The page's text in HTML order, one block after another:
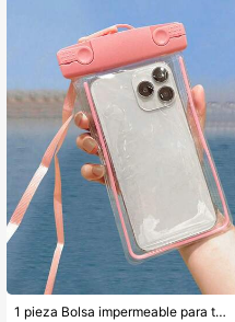
1 pieza Bolsa impermeable para teléfono con cordón, ligera y de manos libres, adecuada para navegación, fiestas en la piscina, Día de la Madre, graduación, vuelta al colegio, regalos de cumpleaños, aguas termales, piscina y otros accesorios impermeables para teléfono